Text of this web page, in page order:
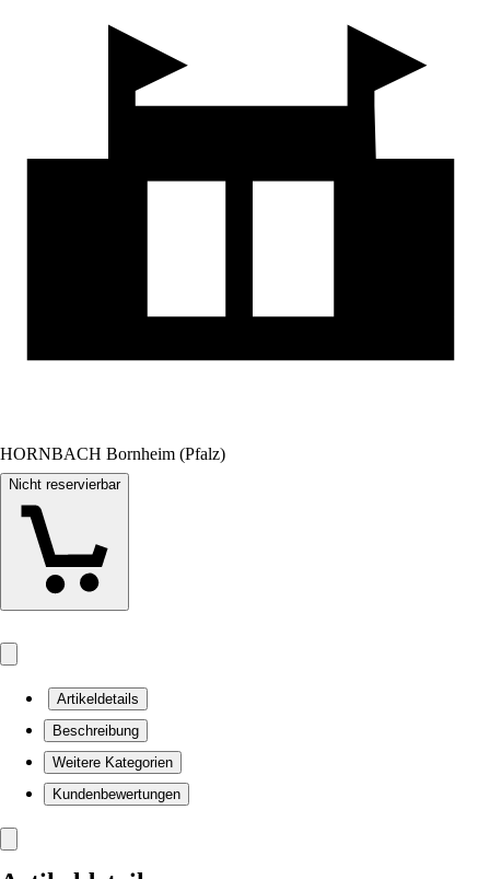
HORNBACH Bornheim (Pfalz)
Nicht reservierbar
Artikeldetails
Beschreibung
Weitere Kategorien
Kundenbewertungen